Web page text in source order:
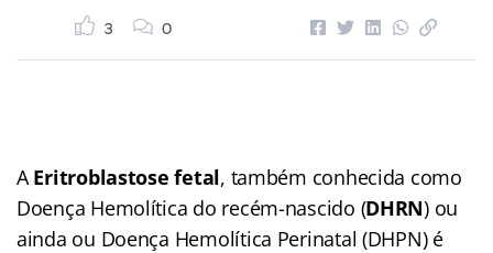
3 0
AEritroblastose fetal, também conhecida como
Doença Hemolítica do recém-nascido (DHRN) ou
ainda ou Doença Hemolítica Perinatal (DHPN) é